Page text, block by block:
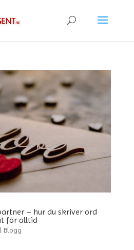
– hur du skriver ord
för alltid
Blogg